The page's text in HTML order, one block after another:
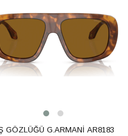
GÖZLÜĞÜ G.ARMANİ AR8183